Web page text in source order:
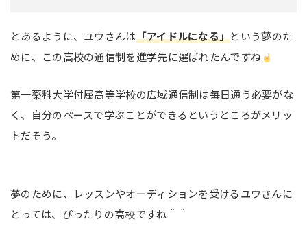
とあるように、ユウさんは「アイドルになる」という夢のた
めに、この高校の通信制を進学先に選ばれたんですね
第一薬科大学付属高等学校の広域通信制は毎日通う必要がな
く、自分のペースで学ぶことができるというところがメリッ
トだそう。
夢のために、レッスンやオーディションを受けるユウさんに
とっては、ぴったりの高校ですね＾＾